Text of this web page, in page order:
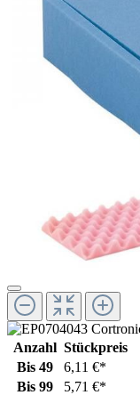
Anzahl Stückpreis
Bis 49
6,11 €*
Bis 99
5,71 €*